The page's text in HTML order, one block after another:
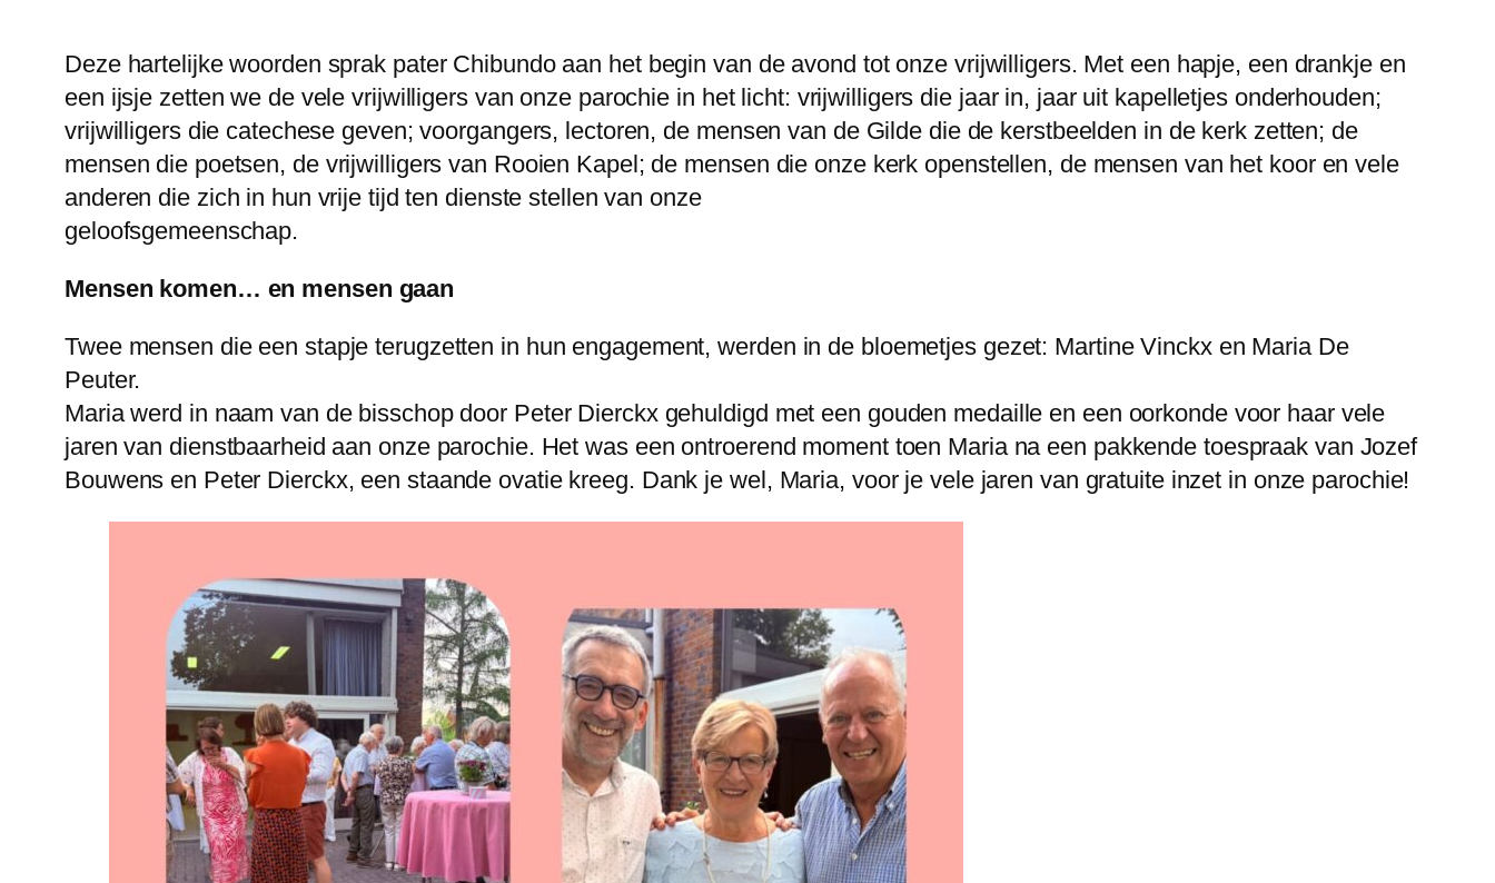
Deze hartelijke woorden sprak pater Chibundo aan het begin van de avond tot onze vrijwilligers. Met een hapje, een drankje en
een ijsje zetten we de vele vrijwilligers van onze parochie in het licht: vrijwilligers die jaar in, jaar uit kapelletjes onderhouden;
vrijwilligers die catechese geven; voorgangers, lectoren, de mensen van de Gilde die de kerstbeelden in de kerk zetten; de
mensen die poetsen, de vrijwilligers van Rooien Kapel; de mensen die onze kerk openstellen, de mensen van het koor en vele
anderen die zich in hun vrije tijd ten dienste stellen van onze
geloofsgemeenschap.
Mensen komen… en mensen gaan
Twee mensen die een stapje terugzetten in hun engagement, werden in de bloemetjes gezet: Martine Vinckx en Maria De
Peuter.
Maria werd in naam van de bisschop door Peter Dierckx gehuldigd met een gouden medaille en een oorkonde voor haar vele
jaren van dienstbaarheid aan onze parochie. Het was een ontroerend moment toen Maria na een pakkende toespraak van Jozef
Bouwens en Peter Dierckx, een staande ovatie kreeg. Dank je wel, Maria, voor je vele jaren van gratuite inzet in onze parochie!